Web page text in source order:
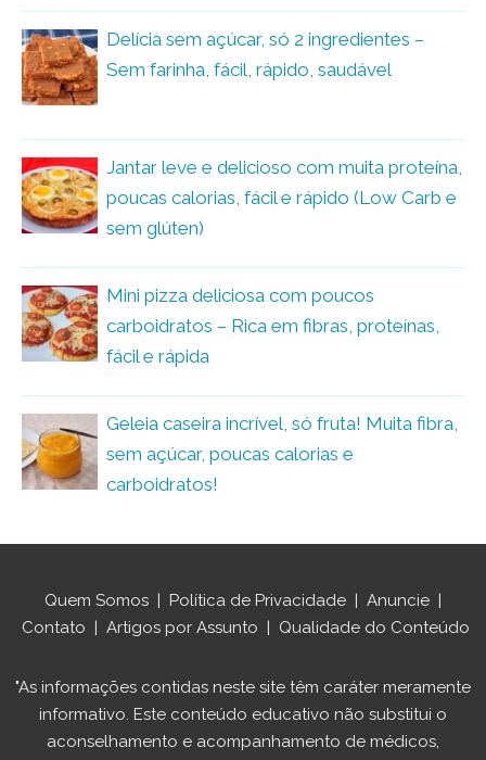
Delícia sem açúcar, só 2 ingredientes –
Sem farinha, fácil, rápido, saudável
Jantar leve e delicioso com muita proteína,
poucas calorias, fácil e rápido (Low Carb e
sem glúten)
Mini pizza deliciosa com poucos
carboidratos – Rica em fibras, proteínas,
fácil e rápida
Geleia caseira incrível, só fruta! Muita fibra,
sem açúcar, poucas calorias e
carboidratos!
Quem Somos | Política de Privacidade | Anuncie |
Contato | Artigos por Assunto | Qualidade do Conteúdo
"As informações contidas neste site têm caráter meramente
informativo. Este conteúdo educativo não substitui o
aconselhamento e acompanhamento de médicos,